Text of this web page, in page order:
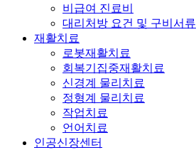
비급여 진료비
대리처방 요건 및 구비서류
재활치료
로봇재활치료
회복기집중재활치료
신경계 물리치료
정형계 물리치료
작업치료
언어치료
인공신장센터